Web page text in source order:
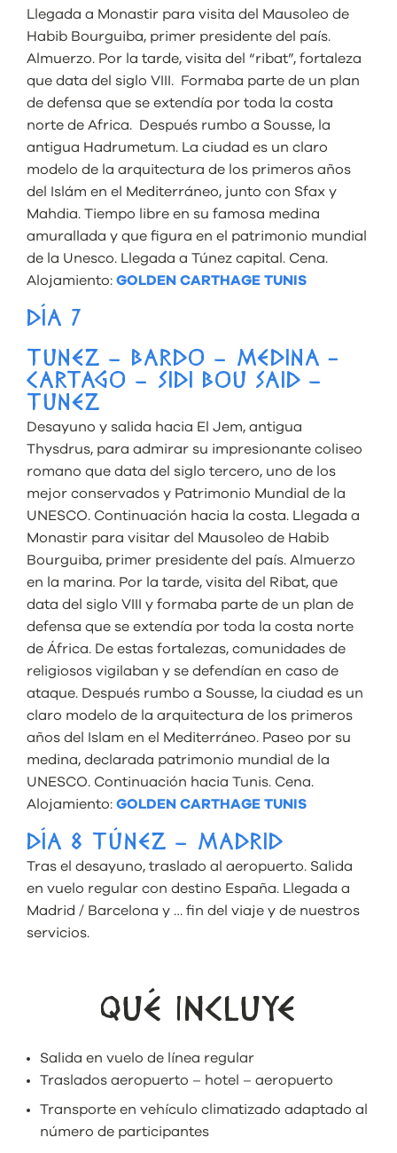
Llegada a Monastir para visita del Mausoleo de
Habib Bourguiba, primer presidente del país.
Almuerzo. Por la tarde, visita del “ribat”, fortaleza
que data del siglo VIII. Formaba parte de un plan
de defensa que se extendía por toda la costa
norte de Africa. Después rumbo a Sousse, la
antigua Hadrumetum. La ciudad es un claro
modelo de la arquitectura de los primeros años
del Islám en el Mediterráneo, junto con Sfax y
Mahdia. Tiempo libre en su famosa medina
amurallada y que figura en el patrimonio mundial
de la Unesco. Llegada a Túnez capital. Cena.
Alojamiento: GOLDEN CARTHAGE TUNIS
DÍA 7
TUNEZ – BARDO – MEDINA -
CARTAGO – SIDI BOU SAID –
TUNEZ
Desayuno y salida hacia El Jem, antigua
Thysdrus, para admirar su impresionante coliseo
romano que data del siglo tercero, uno de los
mejor conservados y Patrimonio Mundial de la
UNESCO. Continuación hacia la costa. Llegada a
Monastir para visitar del Mausoleo de Habib
Bourguiba, primer presidente del país. Almuerzo
en la marina. Por la tarde, visita del Ribat, que
data del siglo VIII y formaba parte de un plan de
defensa que se extendía por toda la costa norte
de África. De estas fortalezas, comunidades de
religiosos vigilaban y se defendían en caso de
ataque. Después rumbo a Sousse, la ciudad es un
claro modelo de la arquitectura de los primeros
años del Islam en el Mediterráneo. Paseo por su
medina, declarada patrimonio mundial de la
UNESCO. Continuación hacia Tunis. Cena.
Alojamiento: GOLDEN CARTHAGE TUNIS
DÍA 8 TÚNEZ – MADRID
Tras el desayuno, traslado al aeropuerto. Salida
en vuelo regular con destino España. Llegada a
Madrid / Barcelona y … fin del viaje y de nuestros
servicios.
QUÉ INCLUYE
Salida en vuelo de línea regular
Traslados aeropuerto – hotel – aeropuerto
Transporte en vehículo climatizado adaptado al
número de participantes